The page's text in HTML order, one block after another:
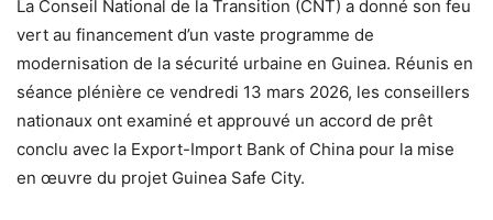
La Conseil National de la Transition (CNT) a donné son feu
vert au financement d’un vaste programme de
modernisation de la sécurité urbaine en Guinea. Réunis en
séance plénière ce vendredi 13 mars 2026, les conseillers
nationaux ont examiné et approuvé un accord de prêt
conclu avec la Export-Import Bank of China pour la mise
en œuvre du projet Guinea Safe City.